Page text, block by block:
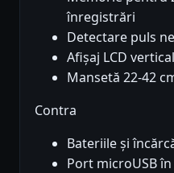
înregistrări
Detectare puls
Afișaj LCD
Mansetă 22-42
Contra
Bateriile și
Port microUSB în